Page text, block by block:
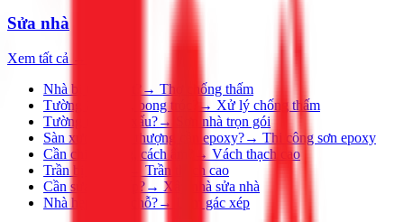
Sửa nhà
Xem tất cả →
Nhà bị thấm dột?
→ Thợ chống thấm
Tường ẩm mốc, bong tróc?
→ Xử lý chống thấm
Tường nhà cũ, xấu?→
Sơn nhà trọn gói
Sàn xưởng, sân thượng cần epoxy?→ Thi công sơn epoxy
Cần chia phòng, cách âm?
→ Vách thạch cao
Trần bị ố, nứt?
Trần thạch cao
Cần sửa nhà gấp?→ Xây nhà sửa nhà
Nhà hẹp, thiếu chỗ?→ Làm gác xép